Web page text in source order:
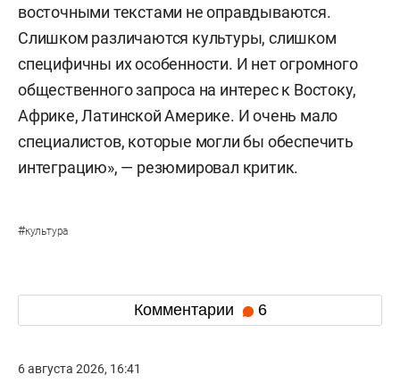
восточными текстами не оправдываются.
Слишком различаются культуры, слишком
специфичны их особенности. И нет огромного
общественного запроса на интерес к Востоку,
Африке, Латинской Америке. И очень мало
специалистов, которые могли бы обеспечить
интеграцию», — резюмировал критик.
#культура
Комментарии 6
6 августа 2026, 16:41